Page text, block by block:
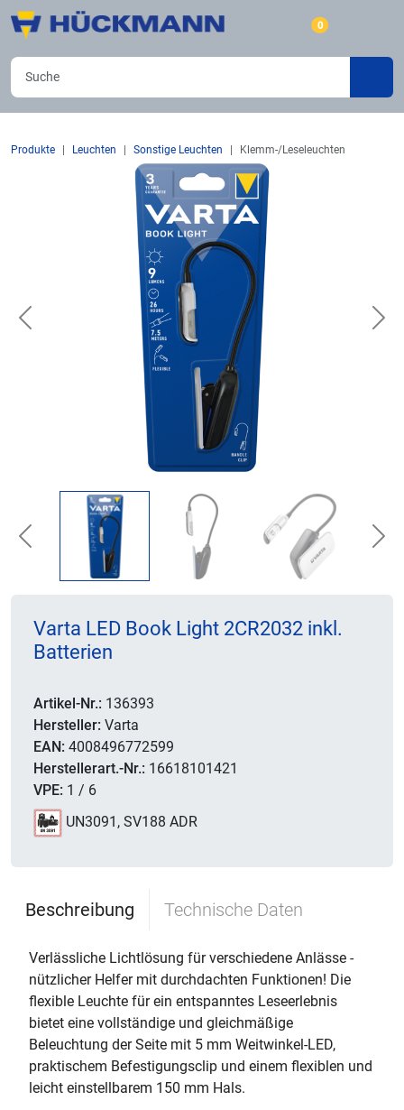
0
Produkte Leuchten Sonstige Leuchten Klemm-/Leseleuchten
Previous
Previous
Varta LED Book Light 2CR2032 inkl.
Batterien
Artikel-Nr.: 136393
Hersteller: Varta
EAN: 4008496772599
Herstellerart.-Nr.: 16618101421
VPE: 1 / 6
UN3091, SV188 ADR
Beschreibung Technische Daten
Verlässliche Lichtlösung für verschiedene Anlässe -
nützlicher Helfer mit durchdachten Funktionen! Die
flexible Leuchte für ein entspanntes Leseerlebnis
bietet eine vollständige und gleichmäßige
Beleuchtung der Seite mit 5 mm Weitwinkel-LED,
praktischem Befestigungsclip und einem flexiblen und
leicht einstellbarem 150 mm Hals.